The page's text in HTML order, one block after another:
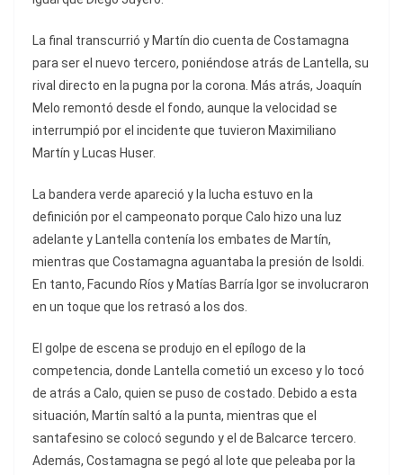
La final transcurrió y Martín dio cuenta de Costamagna
para ser el nuevo tercero, poniéndose atrás de Lantella, su
rival directo en la pugna por la corona. Más atrás, Joaquín
Melo remontó desde el fondo, aunque la velocidad se
interrumpió por el incidente que tuvieron Maximiliano
Martín y Lucas Huser.
La bandera verde apareció y la lucha estuvo en la
definición por el campeonato porque Calo hizo una luz
adelante y Lantella contenía los embates de Martín,
mientras que Costamagna aguantaba la presión de Isoldi.
En tanto, Facundo Ríos y Matías Barría Igor se involucraron
en un toque que los retrasó a los dos.
El golpe de escena se produjo en el epílogo de la
competencia, donde Lantella cometió un exceso y lo tocó
de atrás a Calo, quien se puso de costado. Debido a esta
situación, Martín saltó a la punta, mientras que el
santafesino se colocó segundo y el de Balcarce tercero.
Además, Costamagna se pegó al lote que peleaba por la